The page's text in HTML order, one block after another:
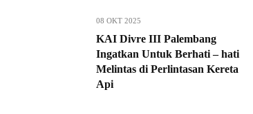
08 OKT 2025
KAI Divre III Palembang
Ingatkan Untuk Berhati – hati
Melintas di Perlintasan Kereta
Api